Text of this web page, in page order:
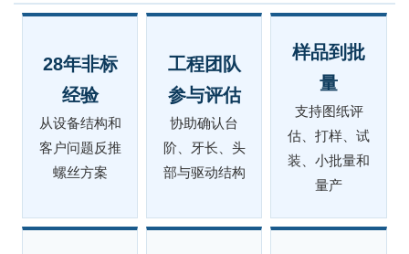
28年非标
经验
从设备结构和
客户问题反推
螺丝方案
工程团队
参与评估
协助确认台
阶、牙长、头
部与驱动结构
样品到批
量
支持图纸评
估、打样、试
装、小批量和
量产